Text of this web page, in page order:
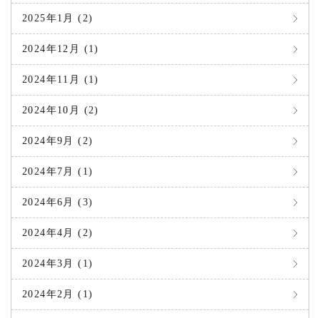
2025年1月 (2)
2024年12月 (1)
2024年11月 (1)
2024年10月 (2)
2024年9月 (2)
2024年7月 (1)
2024年6月 (3)
2024年4月 (2)
2024年3月 (1)
2024年2月 (1)